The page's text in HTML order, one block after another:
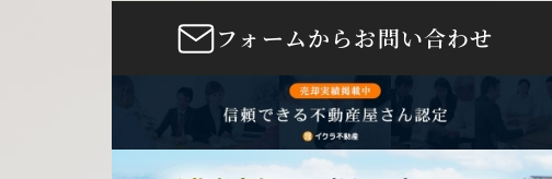
フォームからお問い合わせ